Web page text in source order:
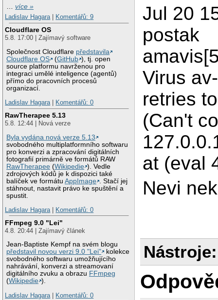
…více »
Ladislav Hagara| Komentářů: 9
Cloudflare OS
5.8. 17:00 | Zajímavý software
Společnost Cloudflare představila
Cloudflare OS
(GitHub ), tj. open
source platformu navrženou pro
integraci umělé inteligence (agentů)
přímo do pracovních procesů
organizací.
Ladislav Hagara| Komentářů: 0
RawTherapee 5.13
5.8. 12:44 | Nová verze
Byla vydána nová verze 5.13
svobodného multiplatformního softwaru
pro konverzi a zpracování digitálních
fotografií primárně ve formátů RAW
RawTherapee (Wikipedie ). Vedle
zdrojových kódů je k dispozici také
balíček ve formátuAppImage
. Stačí jej
stáhnout, nastavit právo ke spuštění a
spustit.
Ladislav Hagara| Komentářů: 0
FFmpeg 9.0 "Lei"
4.8. 20:44 | Zajímavý článek
Jean-Baptiste Kempf na svém blogu
představil novou verzi 9.0 "Lei"
kolekce
svobodného softwaru umožňujícího
nahrávání, konverzi a streamovaní
digitálního zvuku a obrazu FFmpeg
(Wikipedie ).
Ladislav Hagara| Komentářů: 0
Jul 20
postak
Virus
retries
(Can't
at (eval
Nevi
Nástroje: